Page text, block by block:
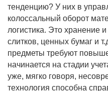
тенденцию? У них в
колоссальный оборот
логистика. Это хранение
слитков, ценных бумаг и
предметы требуют
начинается на стадии
уже, мягко говоря,
технология способна